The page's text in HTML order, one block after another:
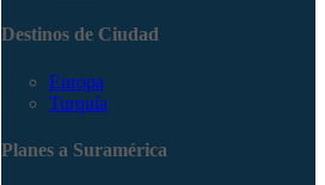
Destinos de Ciudad
Europa
Turquía
Planes a Suramérica